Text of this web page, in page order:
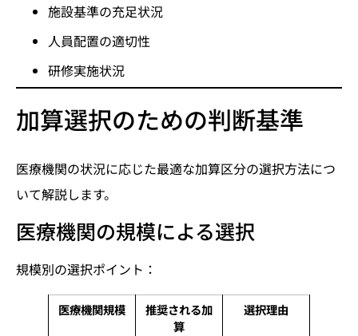
施設基準の充足状況
人員配置の適切性
研修実施状況
加算選択のための判断基準
医療機関の状況に応じた最適な加算区分の選択方法につ
いて解説します。
医療機関の規模による選択
規模別の選択ポイント：
医療機関規模
推奨される加
算
選択理由